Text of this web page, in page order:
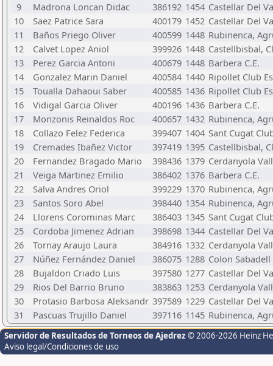
9
Madrona Loncan Didac 386192 1454 Castellar Del
10
Saez Patrice Sara 400179 1452 Castellar Del
11
Baños Priego Oliver 400599 1448 Rubinenca,
12
Calvet Lopez Aniol 399926 1448 Castellbisbal,
13
Perez Garcia Antoni 400679 1448 Barbera C.E.
14
Gonzalez Marin Daniel 400584 1440 Ripollet Club
15
Toualla Dahaoui Saber 400585 1436 Ripollet Club
16
Vidigal Garcia Oliver 400196 1436 Barbera C.E.
17
Monzonis Reinaldos Roc 400657 1432 Rubinenca,
18
Collazo Felez Federica 399407 1404 Sant Cugat
19
Cremades Ibañez Victor 397419 1395 Castellbisbal,
20
Fernandez Bragado Mario 398436 1379 Cerdanyola
21
Veiga Martinez Emilio 386402 1376 Barbera C.E.
22
Salva Andres Oriol 399229 1370 Rubinenca,
23
Santos Soro Abel 398440 1354 Rubinenca,
24
Llorens Corominas Marc 386403 1345 Sant Cugat
25
Cordoba Jimenez Adrian 398698 1344 Castellar Del
26
Tornay Araujo Laura 384916 1332 Cerdanyola
27
Núñez Fernández Daniel 386075 1288 Colon Sabadell
28
Bujaldon Criado Luis 397580 1277 Castellar Del
29
Rios Del Barrio Bruno 383863 1253 Cerdanyola
30
Protasio Barbosa Aleksandr 397589 1229 Castellar Del
31
Pascuas Trujillo Daniel 397116 1145 Rubinenca,
Servidor de Resultados de Torneos de Ajedrez © 2006-2026 Heinz
Aviso legal/Condiciones de uso